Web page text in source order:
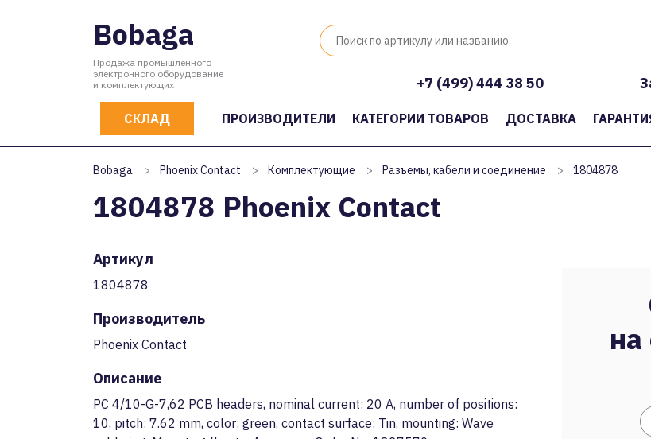
Bobaga
Продажа промышленного
электронного оборудование
и комплектующих
+7 (499) 444 38 50
СКЛАД ПРОИЗВОДИТЕЛИ КАТЕГОРИИ ТОВАРОВ ДОСТАВКА
Bobaga > Phoenix Contact > Комплектующие > Разъемы, кабели и соединение > 1804878
1804878 Phoenix Contact
Артикул
1804878
Производитель
Phoenix Contact
Описание
PC 4/10-G-7,62 PCB headers, nominal current: 20 A, number of positions:
10, pitch: 7.62 mm, color: green, contact surface: Tin, mounting: Wave
на